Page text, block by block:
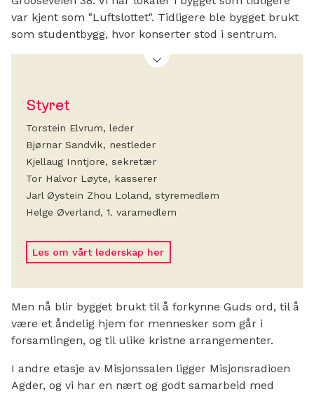
var kjent som "Luftslottet". Tidligere ble bygget brukt
som studentbygg, hvor konserter stod i sentrum.
Styret
Torstein Elvrum, leder
Bjørnar Sandvik, nestleder
Kjellaug Inntjore, sekretær
Tor Halvor Løyte, kasserer
Jarl Øystein Zhou Loland, styremedlem
Helge Øverland, 1. varamedlem
Les om vårt lederskap her
Men nå blir bygget brukt til å forkynne Guds ord, til å
være et åndelig hjem for mennesker som går i
forsamlingen, og til ulike kristne arrangementer.
I andre etasje av Misjonssalen ligger Misjonsradioen
Agder, og vi har en nært og godt samarbeid med